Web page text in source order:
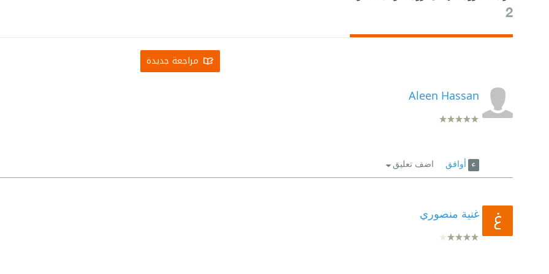
2
مراجعة جديدة
Aleen Hassan
أوافق اضف تعليق
غنية منصوري